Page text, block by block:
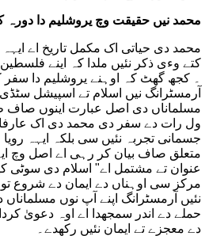
محمد نیں حقیقت وچ یروشلیم دا دورہ
محمد دی حیاتی اک مکمل تاریخ اے ایہہ
کتے وءی ذکر نئیں ملدا کہ اینے
۔ کجھ گھٹ کہ اوہنے یروشلیم دا سفر
آرمسٹرانگ نیں اسلام تے اسپیشل سٹڈی
مسلماناں دی اصل عبارت اینوں صاف
ول رات دے سفر دی محمد دی اک
جسمانی تجربہ نئیں سی بلکہ ایہہ
متعلق صاف بیان کر رہی اے اصل وچ
عنوان تے مشتمل اے" اسلام دی سوٹی
مرکز سی اوہناں دے ایمان دے شروع
نئیں آرمسٹرانگ اپنے آپ نوں
حملے دے اندر سمجھدا اے اوہ دعویٰ
دے معجزے تے ایمان نئیں رکھدے۔